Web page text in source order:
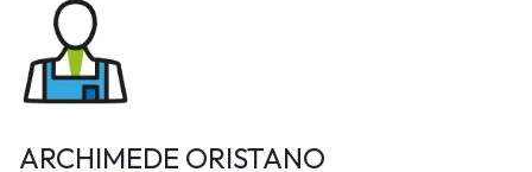
ARCHIMEDE ORISTANO